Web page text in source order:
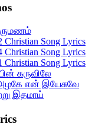
Christian Song Lyrics
Christian Song Lyrics
Christian Song Lyrics
கருவிலே
அழகே என் இயேசுவே
இதமாய்